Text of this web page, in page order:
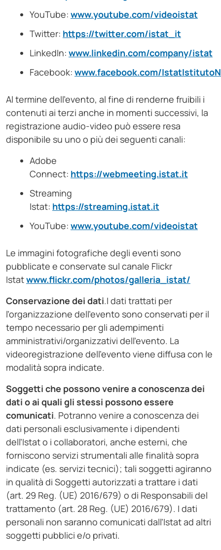
YouTube: www.youtube.com/videoistat
Twitter: https://twitter.com/istat_it
LinkedIn: www.linkedin.com/company/istat
Facebook: www.facebook.com/
Al termine dell’evento, al fine di renderne fruibili i
contenuti ai terzi anche in momenti successivi, la
registrazione audio-video può essere resa
disponibile su uno o più dei seguenti canali:
Adobe
Connect: https://webmeeting.istat.it
Streaming
Istat: https://streaming.istat.it
YouTube: www.youtube.com/videoistat
Le immagini fotografiche degli eventi sono
pubblicate e conservate sul canale Flickr
Istatwww.flickr.com/photos/galleria_istat/
Conservazione dei dati.I dati trattati per
l’organizzazione dell’evento sono conservati per il
tempo necessario per gli adempimenti
amministrativi/organizzativi dell’evento. La
videoregistrazione dell’evento viene diffusa con le
modalità sopra indicate.
Soggetti che possono venire a conoscenza dei
dati o ai quali gli stessi possono essere
comunicati. Potranno venire a conoscenza dei
dati personali esclusivamente i dipendenti
dell’Istat o i collaboratori, anche esterni, che
forniscono servizi strumentali alle finalità sopra
indicate (es. servizi tecnici); tali soggetti agiranno
in qualità di Soggetti autorizzati a trattare i dati
(art. 29 Reg. (UE) 2016/679) o di Responsabili del
trattamento (art. 28 Reg. (UE) 2016/679). I dati
personali non saranno comunicati dall’Istat ad altri
soggetti pubblici e/o privati.